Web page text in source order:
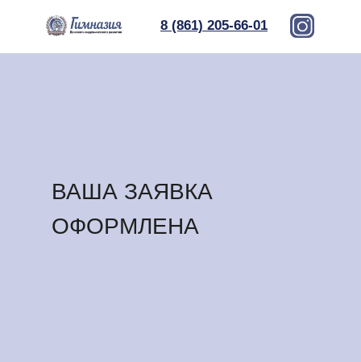
8 (861) 205-66-01
ВАША ЗАЯВКА
ОФОРМЛЕНА